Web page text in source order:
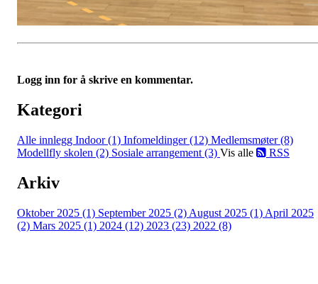
Logg inn for å skrive en kommentar.
Kategori
Alle innlegg Indoor (1) Infomeldinger (12) Medlemsmøter (8)
Modellfly skolen (2) Sosiale arrangement (3) Vis alle RSS
Arkiv
Oktober 2025 (1) September 2025 (2) August 2025 (1) April 2025
(2) Mars 2025 (1) 2024 (12) 2023 (23) 2022 (8)